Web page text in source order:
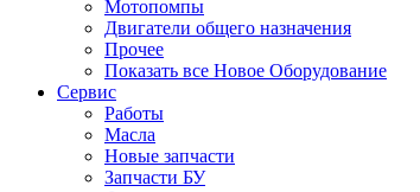
Мотопомпы
Двигатели общего назначения
Прочее
Показать все Новое Оборудование
Сервис
Работы
Масла
Новые запчасти
Запчасти БУ